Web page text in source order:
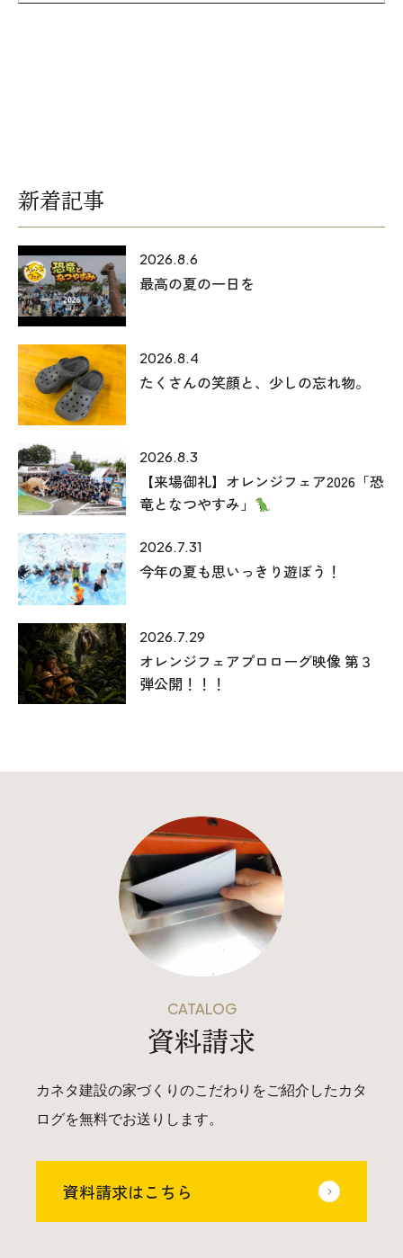
協力会社の皆様へ
住まいのなんでも相談
土地･空き家 不動産相談
移住と暮らし相談
資料請求
お問い合わせ
本社
〒941-0062 新潟県糸魚川市中央2-4-2
〒942-0072 新潟県上越市栄町2-11-40 1F
025-530-6711 (上越店)
0120-696-711 (フリーダイヤル)
新着記事
2026.8.6
最高の夏の一日を
2026.8.4
たくさんの笑顔と、少しの忘れ物。
2026.8.3
【来場御礼】オレンジフェア2026「恐
竜となつやすみ」
2026.7.31
今年の夏も思いっきり遊ぼう！
2026.7.29
オレンジフェアプロローグ映像 第３
弾公開！！！
CATALOG
資料請求
カネタ建設の家づくりのこだわりをご紹介したカタ
ログを無料でお送りします。
資料請求はこちら